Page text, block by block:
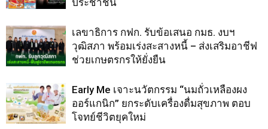
ประชาชน
เลขาธิการ กฟก. รับข้อเสนอ กมธ. งบฯ
วุฒิสภา พร้อมเร่งสะสางหนี้ – ส่งเสริมอาชีฟ
ช่วยเกษตรกรให้ยั่งยืน
Early Me เจาะนวัตกรรม “นมถั่วเหลืองผง
ออร์แกนิก” ยกระดับเครื่องดื่มสุขภาพ ตอบ
โจทย์ชีวิตยุคใหม่